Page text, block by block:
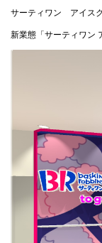
サーティワン アイス
新業態「サーティワン